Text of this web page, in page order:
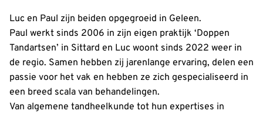
Luc en Paul zijn beiden opgegroeid in Geleen.
Paul werkt sinds 2006 in zijn eigen praktijk ‘Doppen
Tandartsen’ in Sittard en Luc woont sinds 2022 weer in
de regio. Samen hebben zij jarenlange ervaring, delen een
passie voor het vak en hebben ze zich gespecialiseerd in
een breed scala van behandelingen.
Van algemene tandheelkunde tot hun expertises in